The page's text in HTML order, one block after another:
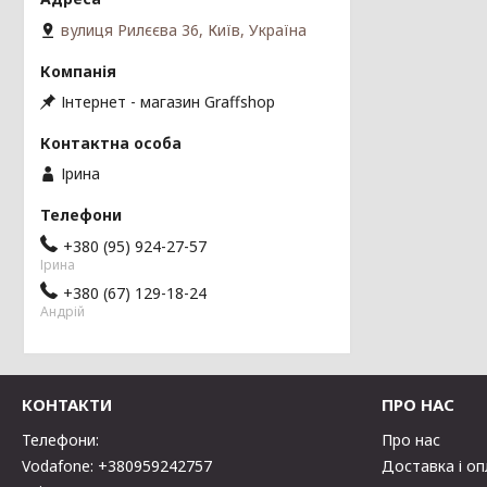
вулиця Рилєєва 36, Київ, Україна
Інтернет - магазин Graffshop
Ірина
+380 (95) 924-27-57
Ірина
+380 (67) 129-18-24
Андрій
КОНТАКТИ
Телефони:
Vodafone: +380959242757
ПРО НАС
Про нас
Доставка і